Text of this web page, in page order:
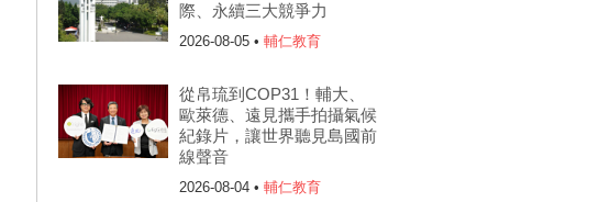
際、永續三大競爭力
2026-08-05 • 輔仁教育
從帛琉到COP31！輔大、
歐萊德、遠見攜手拍攝氣候
紀錄片，讓世界聽見島國前
線聲音
2026-08-04 • 輔仁教育